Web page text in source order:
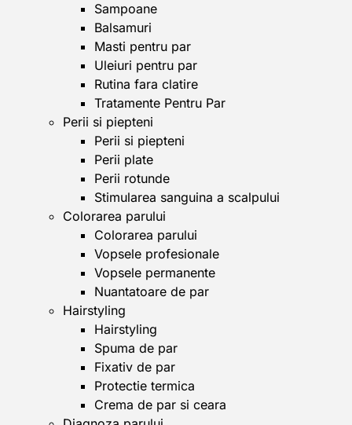
Sampoane
Balsamuri
Masti pentru par
Uleiuri pentru par
Rutina fara clatire
Tratamente Pentru Par
Perii si piepteni
Perii si piepteni
Perii plate
Perii rotunde
Stimularea sanguina a scalpului
Colorarea parului
Colorarea parului
Vopsele profesionale
Vopsele permanente
Nuantatoare de par
Hairstyling
Hairstyling
Spuma de par
Fixativ de par
Protectie termica
Crema de par si ceara